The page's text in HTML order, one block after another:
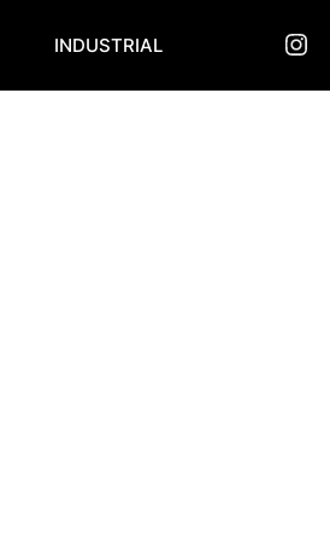
INDUSTRIAL